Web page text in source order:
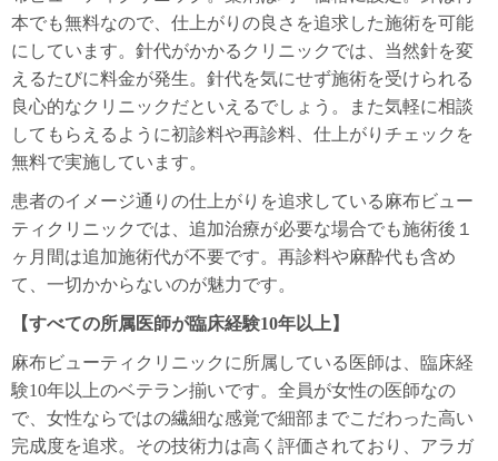
本でも無料なので、仕上がりの良さを追求した施術を可能
にしています。針代がかかるクリニックでは、当然針を変
えるたびに料金が発生。針代を気にせず施術を受けられる
良心的なクリニックだといえるでしょう。また気軽に相談
してもらえるように初診料や再診料、仕上がりチェックを
無料で実施しています。
患者のイメージ通りの仕上がりを追求している麻布ビュー
ティクリニックでは、追加治療が必要な場合でも施術後１
ヶ月間は追加施術代が不要です。再診料や麻酔代も含め
て、一切かからないのが魅力です。
【すべての所属医師が臨床経験10年以上】
麻布ビューティクリニックに所属している医師は、臨床経
験10年以上のベテラン揃いです。全員が女性の医師なの
で、女性ならではの繊細な感覚で細部までこだわった高い
完成度を追求。その技術力は高く評価されており、アラガ